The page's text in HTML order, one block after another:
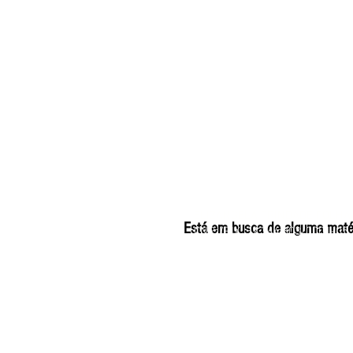
Está em busca de alguma
CNPJ/PIX: